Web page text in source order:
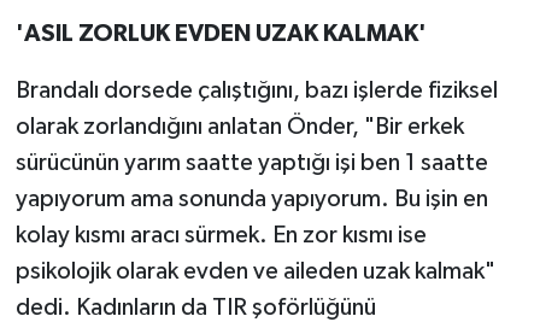
'ASIL ZORLUK EVDEN UZAK KALMAK'
Brandalı dorsede çalıştığını, bazı işlerde fiziksel
olarak zorlandığını anlatan Önder, "Bir erkek
sürücünün yarım saatte yaptığı işi ben 1 saatte
yapıyorum ama sonunda yapıyorum. Bu işin en
kolay kısmı aracı sürmek. En zor kısmı ise
psikolojik olarak evden ve aileden uzak kalmak"
dedi. Kadınların da TIR şoförlüğünü